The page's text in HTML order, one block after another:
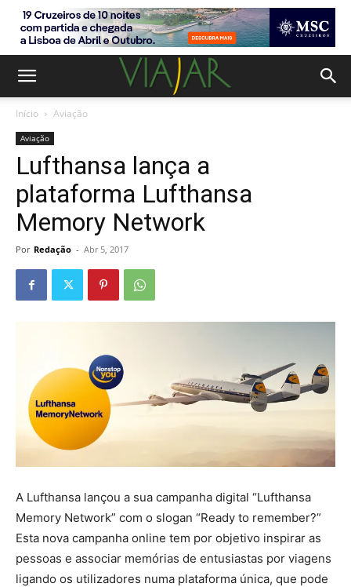
Início Aviação
Aviação
Lufthansa lança a
plataforma Lufthansa
Memory Network
Por Redação - Abr 5, 2017
A Lufthansa lançou a sua campanha digital “Lufthansa
Memory Network” com o slogan “Ready to remember?”
Esta nova campanha online tem por objetivo inspirar as
pessoas e associar memórias de entusiastas por viagens
ligando os utilizadores numa plataforma única, que pode